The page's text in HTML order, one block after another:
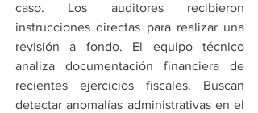
caso. Los auditores recibieron
instrucciones directas para realizar una
revisión a fondo. El equipo técnico
analiza documentación financiera de
recientes ejercicios fiscales. Buscan
detectar anomalías administrativas en el